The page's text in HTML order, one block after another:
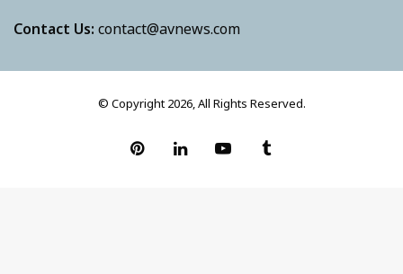
Contact Us: contact@avnews.com
© Copyright 2026, All Rights Reserved.
PinterestLinkedInYouTubeTumblr